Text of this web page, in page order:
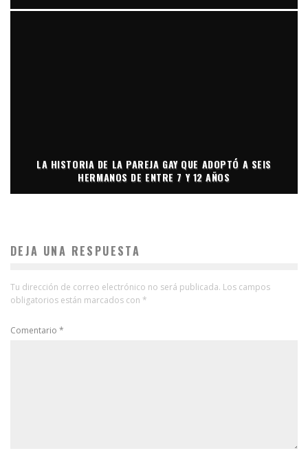
LA HISTORIA DE LA PAREJA GAY QUE ADOPTÓ A SEIS
HERMANOS DE ENTRE 7 Y 12 AÑOS
DEJA UNA RESPUESTA
Tu dirección de correo electrónico no será publicada. Los campos
obligatorios están marcados con *
Comentario *